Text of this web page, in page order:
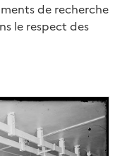
de recherche
le respect des